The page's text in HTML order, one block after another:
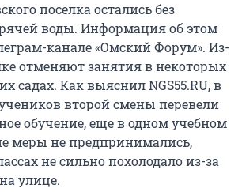
поселка остались без
воды. Информация об этом
канале «Омский Форум». Из-
отменяют занятия в некоторых
садах. Как выяснил NGS55.RU, в
второй смены перевели
обучение, еще в одном учебном
меры не предпринимались,
не сильно похолодало из-за
улице.